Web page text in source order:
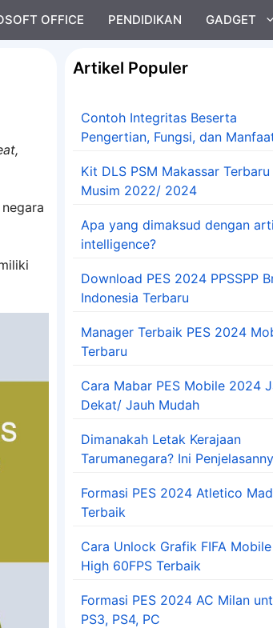
OFFICE PENDIDIKAN GADGET
Artikel Populer
Contoh Integritas Beserta
Pengertian, Fungsi, dan
Kit DLS PSM Makassar Terbaru
Musim 2022/ 2024
Apa yang dimaksud dengan
intelligence?
Download PES 2024 PPSSPP
Indonesia Terbaru
Manager Terbaik PES 2024
Terbaru
Cara Mabar PES Mobile 2024
Dekat/ Jauh Mudah
Dimanakah Letak Kerajaan
Tarumanegara? Ini
Formasi PES 2024 Atletico
Terbaik
Cara Unlock Grafik FIFA
High 60FPS Terbaik
Formasi PES 2024 AC Milan
PS3, PS4, PC